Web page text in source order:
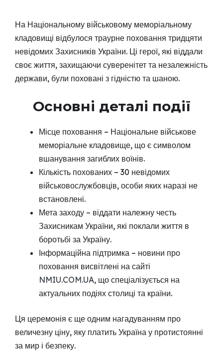
На Національному військовому меморіальному
кладовищі відбулося траурне поховання тридцяти
невідомих Захисників України. Ці герої, які віддали
своє життя, захищаючи суверенітет та незалежність
держави, були поховані з гідністю та шаною.
Основні деталі події
Місце поховання – Національне військове
меморіальне кладовище, що є символом
вшанування загиблих воїнів.
Кількість похованих – 30 невідомих
військовослужбовців, особи яких наразі не
встановлені.
Мета заходу – віддати належну честь
Захисникам України, які поклали життя в
боротьбі за Україну.
Інформаційна підтримка – новини про
поховання висвітлені на сайті
NMIU.COM.UA, що спеціалізується на
актуальних подіях столиці та країни.
Ця церемонія є ще одним нагадуванням про
величезну ціну, яку платить Україна у протистоянні
за мир і безпеку.